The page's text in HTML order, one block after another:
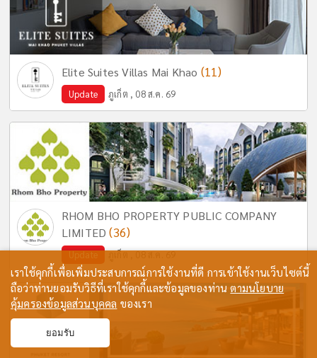
Elite Suites Villas Mai Khao (11)
Update ภูเก็ต , 08 ส.ค. 69
RHOM BHO PROPERTY PUBLIC COMPANY
LIMITED(36)
Update ภูเก็ต , 08 ส.ค. 69
เราใช้คุกกี้เพื่อเพิ่มประสบการณ์การใช้งานที่ดี การเข้าใช้งานเว็บไซต์นี้
ถือว่าท่านยอมรับวิธีที่เราใช้คุกกี้และข้อมูลของท่านตามนโยบาย
คุ้มครองข้อมูลส่วนบุคคล ของเรา
ยอมรับ